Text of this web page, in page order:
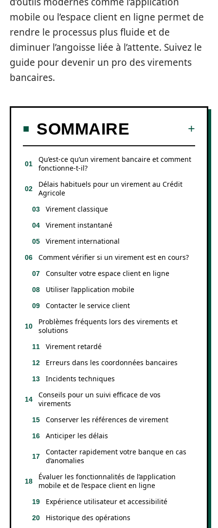
mobile ou l’espace client en ligne permet de
rendre le processus plus fluide et de
diminuer l’angoisse liée à l’attente. Suivez le
guide pour devenir un pro des virements
bancaires.
SOMMAIRE
Qu’est-ce qu’un virement bancaire et comment
fonctionne-t-il?
Délais habituels pour un virement au Crédit
Agricole
Virement classique
Virement instantané
Virement international
Comment vérifier si un virement est en cours?
Consulter votre espace client en ligne
Utiliser l’application mobile
Contacter le service client
Problèmes fréquents lors des virements et
solutions
Virement retardé
Erreurs dans les coordonnées bancaires
Incidents techniques
Conseils pour un suivi efficace de vos
virements
Conserver les références de virement
Anticiper les délais
Contacter rapidement votre banque en cas
d’anomalies
Évaluer les fonctionnalités de l’application
mobile et de l’espace client en ligne
Expérience utilisateur et accessibilité
Historique des opérations